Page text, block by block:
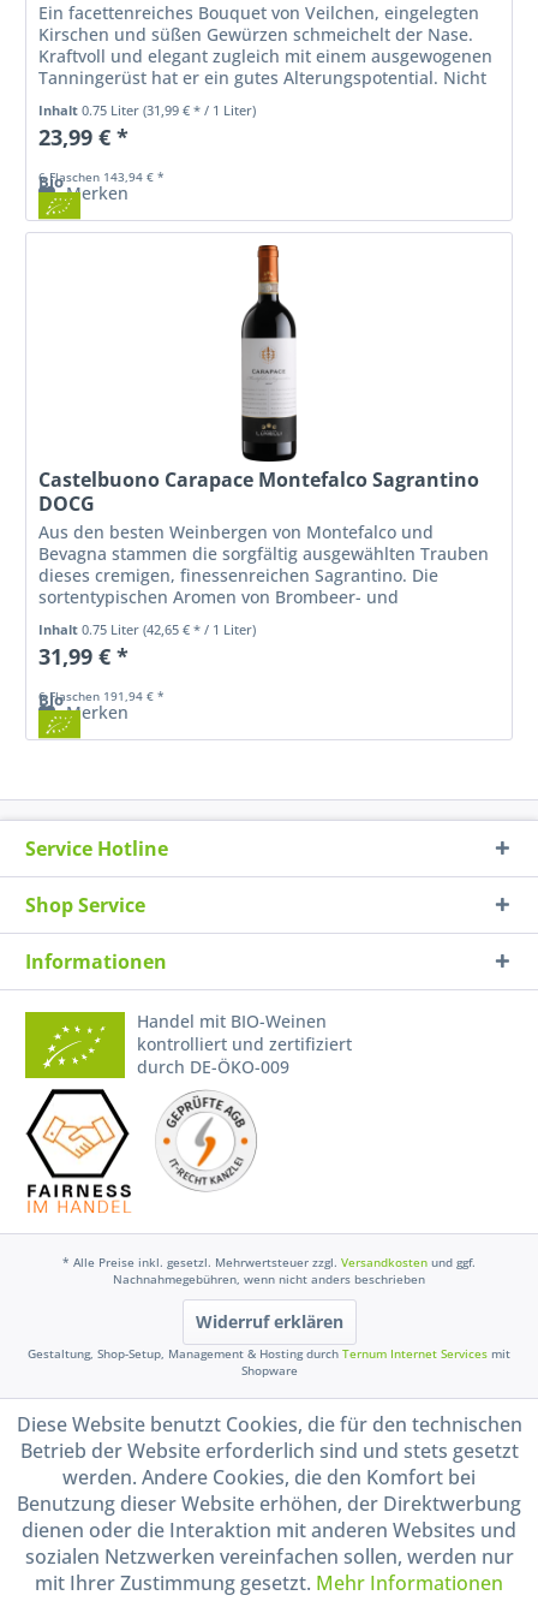
Bio
Ein facettenreiches Bouquet von Veilchen, eingelegten
Kirschen und süßen Gewürzen schmeichelt der Nase.
Kraftvoll und elegant zugleich mit einem ausgewogenen
Tanningerüst hat er ein gutes Alterungspotential. Nicht
zuletzt durch die...
Inhalt0.75 Liter(31,99 € * / 1 Liter)
23,99 € *
6 Flaschen 143,94 € *
Merken
Bio
Castelbuono Carapace Montefalco Sagrantino
DOCG
Aus den besten Weinbergen von Montefalco und
Bevagna stammen die sorgfältig ausgewählten Trauben
dieses cremigen, finessenreichen Sagrantino. Die
sortentypischen Aromen von Brombeer- und
Inhalt0.75 Liter(42,65 € * / 1 Liter)
31,99 € *
6 Flaschen 191,94 € *
Merken
Service Hotline
Shop Service
Informationen
Handel mit BIO-Weinen
kontrolliert und zertifiziert
durch DE-ÖKO-009
* Alle Preise inkl. gesetzl. Mehrwertsteuer zzgl. Versandkosten und ggf.
Nachnahmegebühren, wenn nicht anders beschrieben
Widerruf erklären
Gestaltung, Shop-Setup, Management & Hosting durch Ternum Internet Services mit
Shopware
Diese Website benutzt Cookies, die für den technischen
Betrieb der Website erforderlich sind und stets gesetzt
werden. Andere Cookies, die den Komfort bei
Benutzung dieser Website erhöhen, der Direktwerbung
dienen oder die Interaktion mit anderen Websites und
sozialen Netzwerken vereinfachen sollen, werden nur
mit Ihrer Zustimmung gesetzt. Mehr Informationen